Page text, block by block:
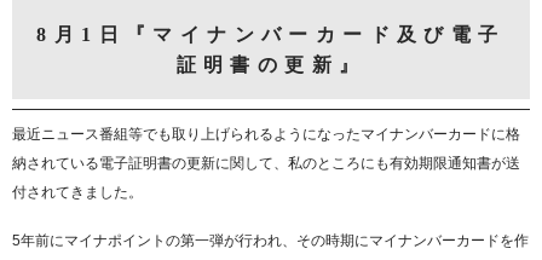
8月1日『マイナンバーカード及び電子
証明書の更新』
最近ニュース番組等でも取り上げられるようになったマイナンバーカードに格
納されている電子証明書の更新に関して、私のところにも有効期限通知書が送
付されてきました。
5年前にマイナポイントの第一弾が行われ、その時期にマイナンバーカードを作